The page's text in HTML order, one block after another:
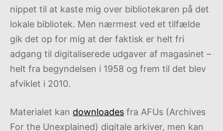
nippet til at kaste mig over bibliotekaren på det
lokale bibliotek. Men nærmest ved et tilfælde
gik det op for mig at der faktisk er helt fri
adgang til digitaliserede udgaver af magasinet –
helt fra begyndelsen i 1958 og frem til det blev
afviklet i 2010.
Materialet kan downloades fra AFUs (Archives
For the Unexplained) digitale arkiver, men kan